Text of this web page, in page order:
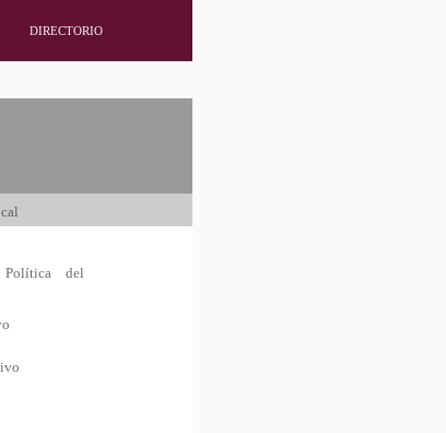
DIRECTORIO
Política del